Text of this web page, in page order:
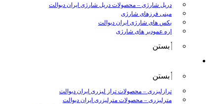
دریل شارژی – محصولات دریل شارژی ایران دیوالت
مینی فرزهای شارژی
بکس های شارژی ایران دیوالت
اره عمودبر های شارژی
بستن
بستن
ترازلیزری – محصولات تراز لیزری ایران دیوالت
مترلیزری – محصولات مترلیزری ایران دیوالت